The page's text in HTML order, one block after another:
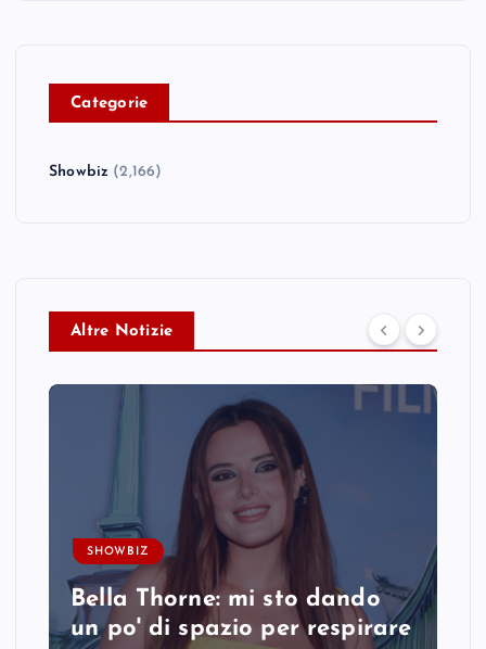
Categorie
Showbiz (2,166)
Altre Notizie
SHOWBIZ
Bella Thorne: mi sto dando
un po' di spazio per respirare